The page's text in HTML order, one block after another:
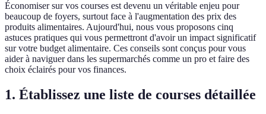
Économiser sur vos courses est devenu un véritable enjeu pour
beaucoup de foyers, surtout face à l'augmentation des prix des
produits alimentaires. Aujourd'hui, nous vous proposons cinq
astuces pratiques qui vous permettront d'avoir un impact significatif
sur votre budget alimentaire. Ces conseils sont conçus pour vous
aider à naviguer dans les supermarchés comme un pro et faire des
choix éclairés pour vos finances.
1. Établissez une liste de courses détaillée